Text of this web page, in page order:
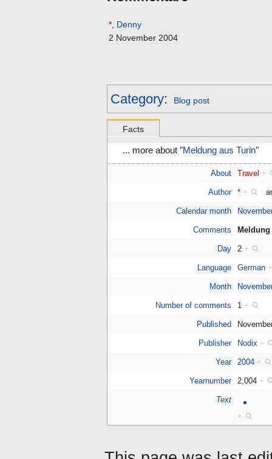
*, Denny
2 November 2004
Category: Blog post
Facts
... more about "Meldung aus Turin"
About Travel +
Author * +
Calendar month
Comments
Day 2 +
Language German
Month
Number of comments 1 +
Published
Publisher Nodix +
Year 2004 +
Yearnumber 2,004 +
Text
+